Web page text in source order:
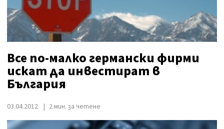
Все по-малко германски фирми
искат да инвестират в
България
03.04.2012 2 мин. за четене